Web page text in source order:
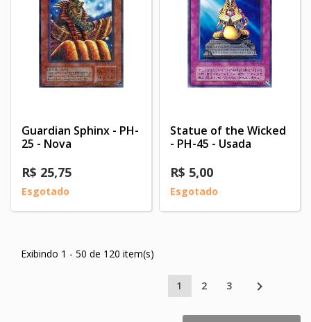
Guardian Sphinx - PH-
25 - Nova
R$ 25,75
Esgotado
Statue of the Wicked
- PH-45 - Usada
R$ 5,00
Esgotado
Exibindo 1 - 50 de 120 item(s)
1 2 3 